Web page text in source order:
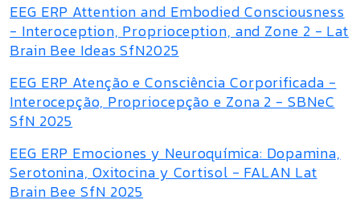
EEG ERP Attention and Embodied Consciousness
- Interoception, Proprioception, and Zone 2 - Lat
Brain Bee Ideas SfN2025
EEG ERP Atenção e Consciência Corporificada -
Interocepção, Propriocepção e Zona 2 - SBNeC
SfN 2025
EEG ERP Emociones y Neuroquímica: Dopamina,
Serotonina, Oxitocina y Cortisol - FALAN Lat
Brain Bee SfN 2025